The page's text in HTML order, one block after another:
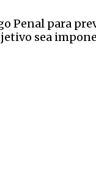
Penal para
sea